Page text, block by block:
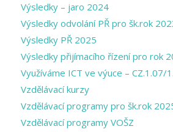
Výsledky – jaro 2024
Výsledky odvolání PŘ pro šk.rok
Výsledky PŘ 2025
Výsledky přijímacího řízení pro rok
Využíváme ICT ve výuce – CZ.1.07/
Vzdělávací kurzy
Vzdělávací programy pro šk.rok
Vzdělávací programy VOŠZ